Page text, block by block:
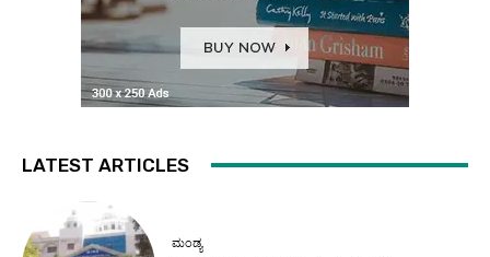
LATEST ARTICLES
ಮಂಡ್ಯ